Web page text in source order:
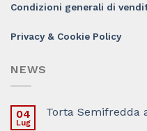
Condizioni generali di
Privacy & Cookie Policy
NEWS
04
Lug
Torta Semifredda